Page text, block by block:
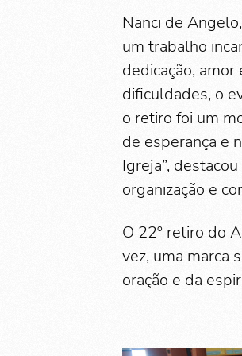
Nanci de
um trabalho
dedicação,
dificuldades, o
o retiro foi um
de esperança e
Igreja”,
organização e
O 22º retiro do
vez, uma marca
oração e da